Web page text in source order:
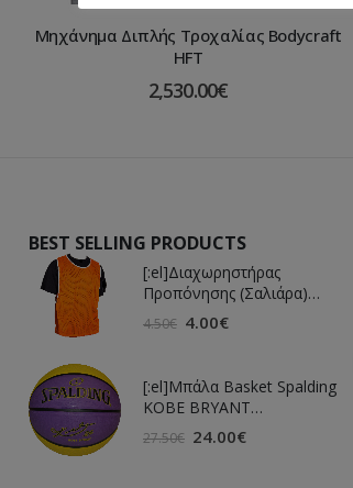
Μηχάνημα Διπλής Τροχαλίας Bodycraft
HFT
2,530.00€
BEST SELLING PRODUCTS
[:el]Διαχωρηστήρας
Προπόνησης (Σαλιάρα)
[:en]Training Separator (Bib)
[:]
4.50€ 4.00€
[:el]Μπάλα Basket Spalding
KOBE BRYANT
DOGBONE[:en]Basket Ball
Spalding KOBE BRYANT
27.50€ 24.00€